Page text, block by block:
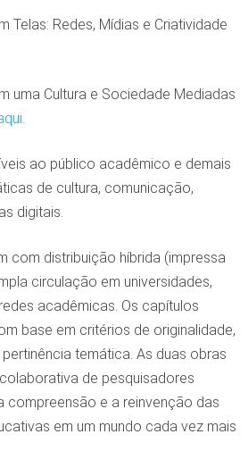
Telas: Redes, Mídias e Criatividade
uma Cultura e Sociedade Mediadas
ao público acadêmico e demais
de cultura, comunicação,
digitais.
com distribuição híbrida (impressa
circulação em universidades,
acadêmicas. Os capítulos
base em critérios de originalidade,
temática. As duas obras
de pesquisadores
compreensão e a reinvenção das
em um mundo cada vez mais